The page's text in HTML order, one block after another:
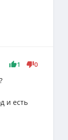
1 0
и есть